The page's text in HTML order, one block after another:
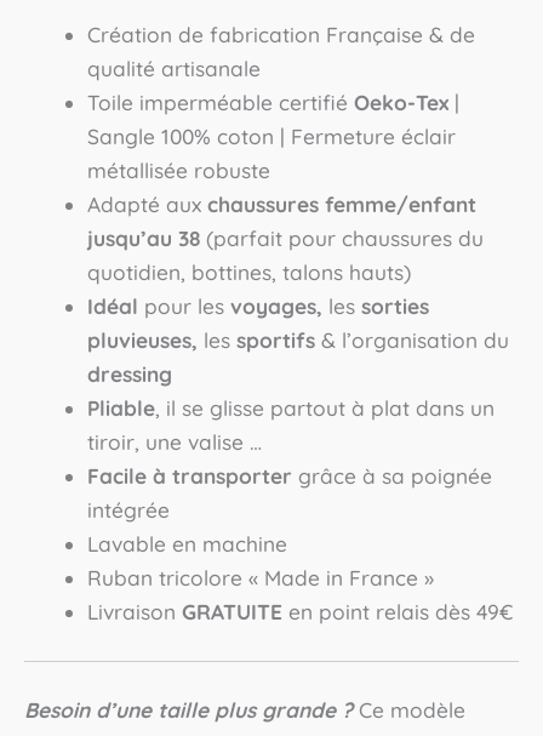
Création de fabrication Française & de
qualité artisanale
Toile imperméable certifié Oeko-Tex|
Sangle 100% coton | Fermeture éclair
métallisée robuste
Adapté aux chaussures femme/enfant
jusqu’au 38 (parfait pour chaussures du
quotidien, bottines, talons hauts)
Idéal pour lesvoyages, les sorties
pluvieuses, les sportifs & l’organisation du
dressing
Pliable, il se glisse partout à plat dans un
tiroir, une valise …
Facile à transporter grâce à sa poignée
intégrée
Lavable en machine
Ruban tricolore « Made in France »
Livraison GRATUITE en point relais dès 49€
Besoin d’une taille plus grande ? Ce modèle